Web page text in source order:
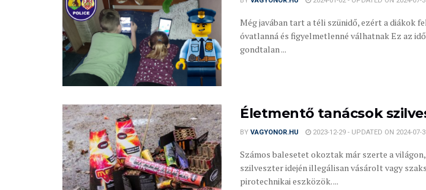
Még javában tart a téli szünidő, ezért a diákok
óvatlanná és figyelmetlenné válhatnak Ez az
gondtalan ...
Életmentő tanácsok
BY VAGYONOR.HU 2023-12-29 - UPDATED ON 2024-07-
Számos balesetet okoztak már szerte a
szilveszter idején illegálisan vásárolt vagy
pirotechnikai eszközök. ...